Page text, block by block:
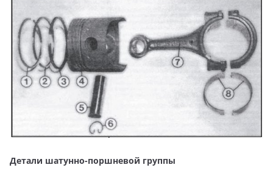
Детали шатунно-поршневой группы